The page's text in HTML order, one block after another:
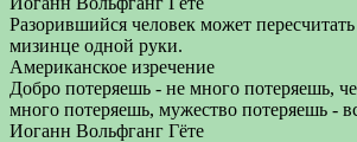
Разорившийся человек может
мизинце одной руки.
Американское изречение
Добро потеряешь - не много потеряешь,
много потеряешь, мужество потеряешь -
Иоганн Вольфганг Гёте